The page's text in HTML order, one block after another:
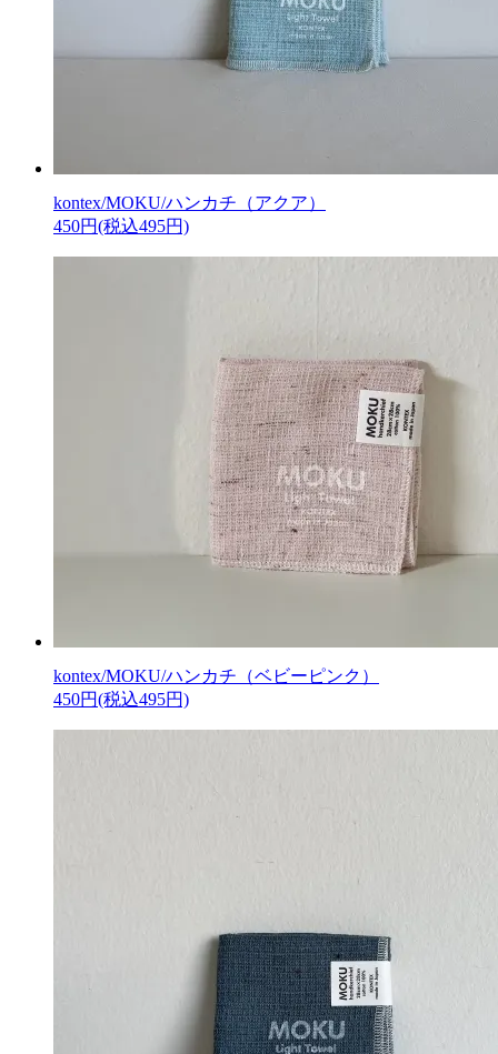
kontex/MOKU/ハンカチ（アクア）
450円(税込495円)
kontex/MOKU/ハンカチ（ベビーピンク）
450円(税込495円)